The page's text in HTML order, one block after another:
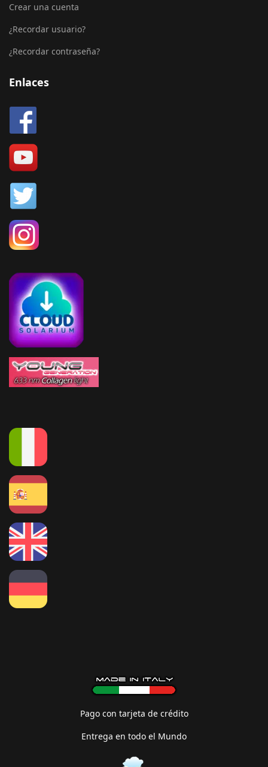
Crear una cuenta
¿Recordar usuario?
¿Recordar contraseña?
Enlaces
Pago con tarjeta de crédito
Entrega en todo el Mundo